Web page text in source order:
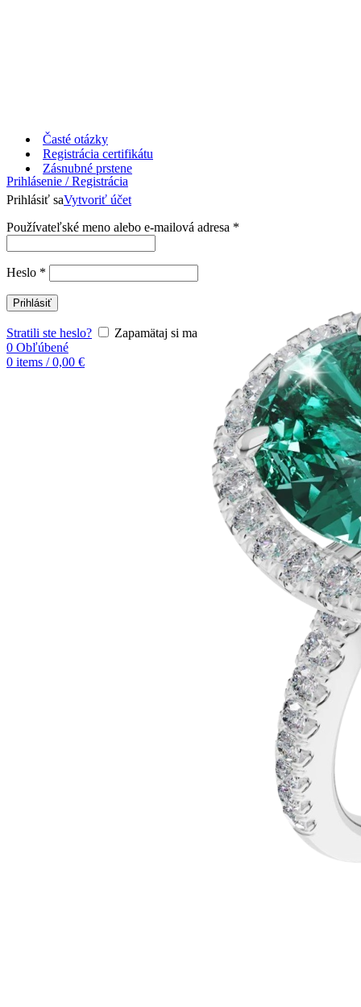
Časté otázky
Registrácia certifikátu
Prihlásenie / Registrácia
Prihlásiť saVytvoriť účet
Používateľské meno alebo e-mailová adresa *
Heslo *
Prihlásiť
Stratili ste heslo?
Zapamätaj si ma
0 Obľúbené
0 items / 0,00 €
Zásnubné prstene